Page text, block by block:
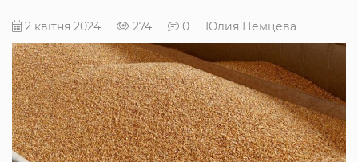
2 квітня 2024 274 0 Юлия Немцева